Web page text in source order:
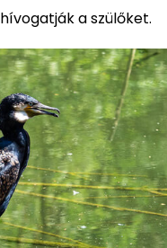
a szülőket.